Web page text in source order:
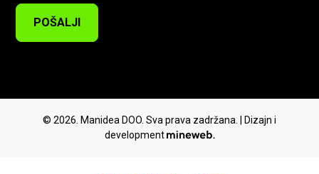
POŠALJI
© 2026. Manidea DOO. Sva prava zadržana. | Dizajn i
development